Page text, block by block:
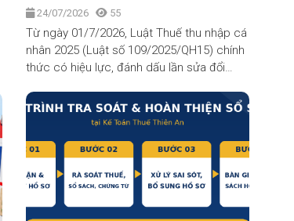
giảm trừ gia cảnh từ 1/7/2026
24/07/2026 55
Từ ngày 01/7/2026, Luật Thuế thu nhập cá
nhân 2025 (Luật số 109/2025/QH15) chính
thức có hiệu lực, đánh dấu lần sửa đổi
2026 trong hơn một thập kỷ qua.